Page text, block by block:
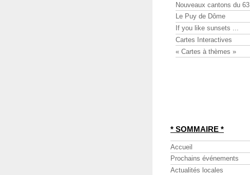
Nouveaux cantons du 63
Le Puy de Dôme
If you like sunsets ...
Cartes Interactives
« Cartes à thèmes »
* SOMMAIRE *
Accueil
Prochains événements
Actualités locales